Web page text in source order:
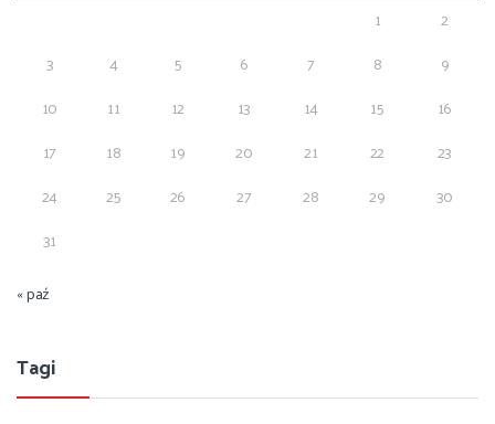
1
2
3
4 5 6 7 8
9
10
11 12 13 14 15
16
17
18 19 20 21 22
23
24
25 26 27 28 29
30
31
« paź
Tagi